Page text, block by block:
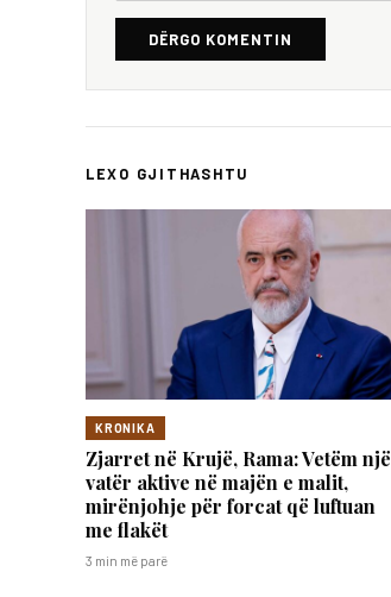
DËRGO KOMENTIN
LEXO GJITHASHTU
KRONIKA
Zjarret në Krujë, Rama: Vetëm një
vatër aktive në majën e malit,
mirënjohje për forcat që luftuan
me flakët
3 min më parë